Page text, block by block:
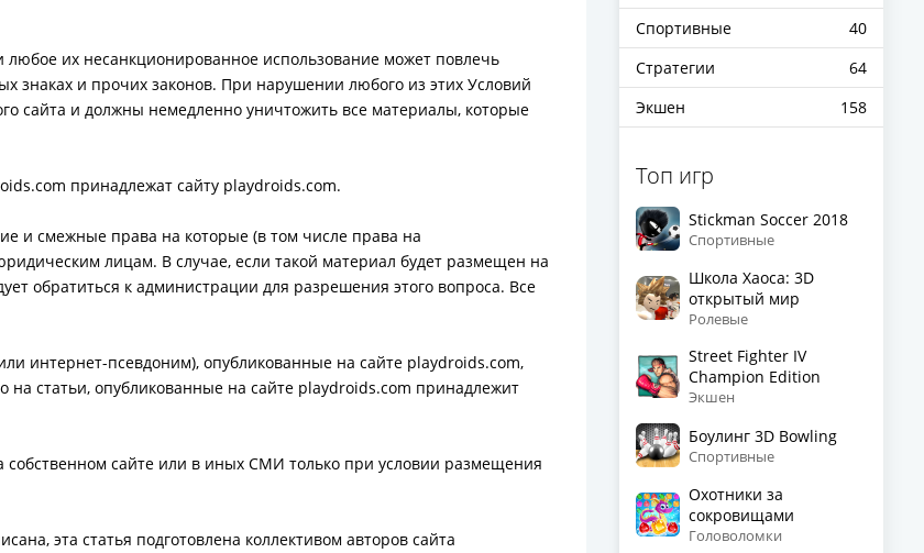
их несанкционированное использование может повлечь
знаках и прочих законов. При нарушении любого из этих Условий
сайта и должны немедленно уничтожить все материалы, которые
принадлежат сайту playdroids.com.
и смежные права на которые (в том числе права на
лицам. В случае, если такой материал будет размещен на
обратиться к администрации для разрешения этого вопроса. Все
интернет-псевдоним), опубликованные на сайте playdroids.com,
на статьи, опубликованные на сайте playdroids.com принадлежит
собственном сайте или в иных СМИ только при условии размещения
эта статья подготовлена коллективом авторов сайта
Спортивные
40
Стратегии
64
Экшен
158
Топ игр
Stickman Soccer 2018
Спортивные
Школа Хаоса: 3D
открытый мир
Ролевые
Street Fighter IV
Champion Edition
Экшен
Боулинг 3D Bowling
Спортивные
Охотники за
сокровищами
Головоломки